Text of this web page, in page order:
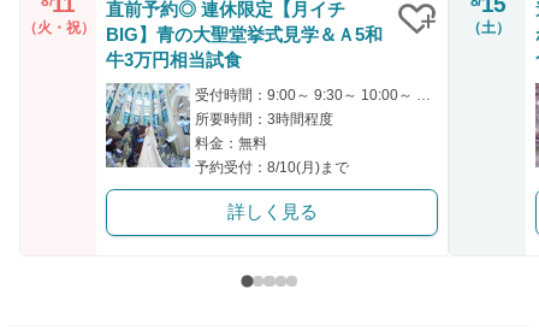
（火・祝）
直前予約◎ 連休限定【月イチ
BIG】青の大聖堂挙式見学＆Ａ5和
牛3万円相当試食
所要時間：3時間程度
料金：無料
予約受付：8/10(月)まで
詳しく見る
（土）